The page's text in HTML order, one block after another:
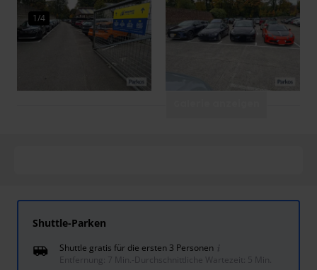
1/4
Shuttle-Parken
Shuttle gratis für die ersten 3 Personen
Entfernung: 7 Min.
Durchschnittliche Wartezeit: 5 Min.